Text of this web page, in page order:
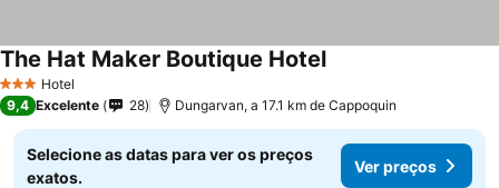
3 EstrelasHotel
The Hat Maker Boutique HotelVer preços
9,4 Excelente 28 Dungarvan, a 17.1 km de Cappoquin
Selecione as datas para ver os preços
exatos.
Ver preços